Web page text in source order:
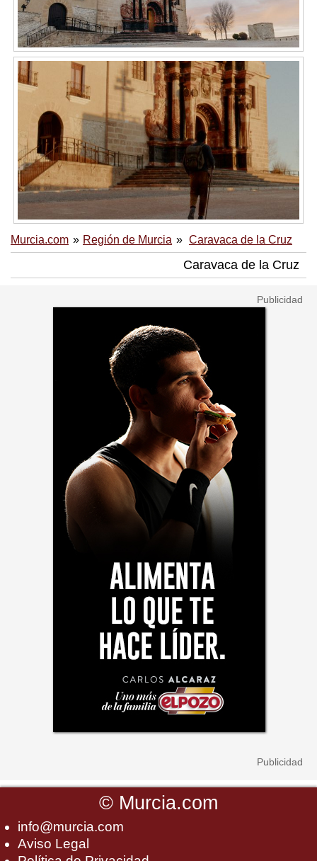
Murcia.com Región de Murcia Caravaca de la Cruz
Caravaca de la Cruz
© Murcia.com
info@murcia.com
Aviso Legal